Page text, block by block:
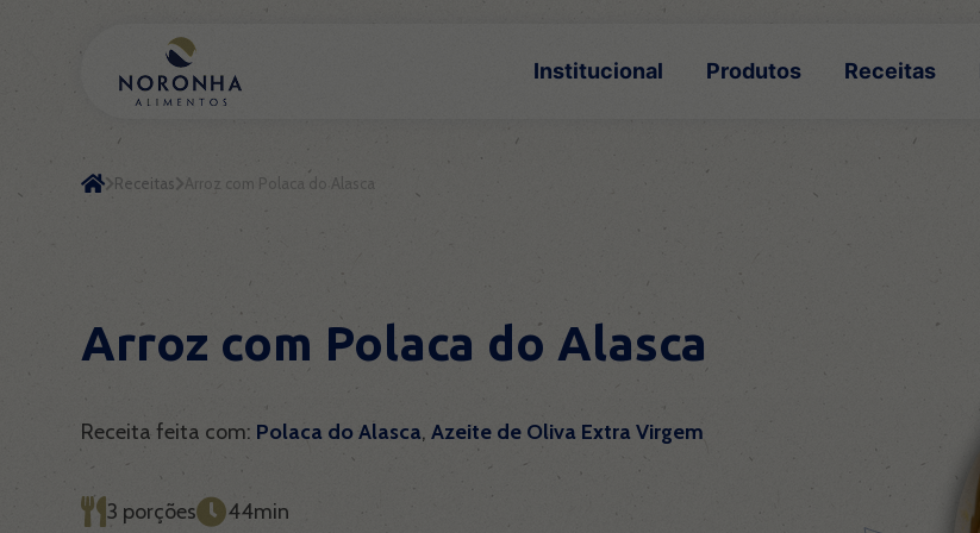
Institucional Produtos Receitas
Receitas Arroz com Polaca do Alasca
Arroz com Polaca do Alasca
Receita feita com: Polaca do Alasca, Azeite de Oliva Extra Virgem
3 porções 44min